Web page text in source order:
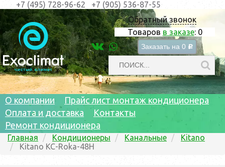
Обратный звонок
Товаров в заказе: 0
Заказать на 0 c
+7 (495) 728-96-62 +7 (905) 536-87-55
О компании
Прайс лист монтаж кондиционера
Оплата и доставка
Контакты
Ремонт кондиционера
Главная Кондиционеры Канальные
Kitano
Kitano KC-Roka-48H